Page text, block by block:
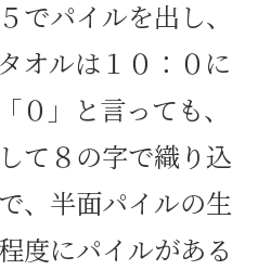
でパイルを出し、
オルは１０：０に
０」と言っても、
て８の字で織り込
、半面パイルの生
度にパイルがある